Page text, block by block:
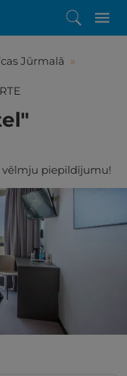
Jūrmalā »
vēlmju piepildījumu!